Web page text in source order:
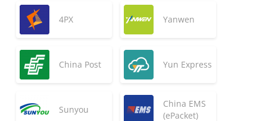
4PX Yanwen
China Post Yun Express
Sunyou
China EMS
(ePacket)